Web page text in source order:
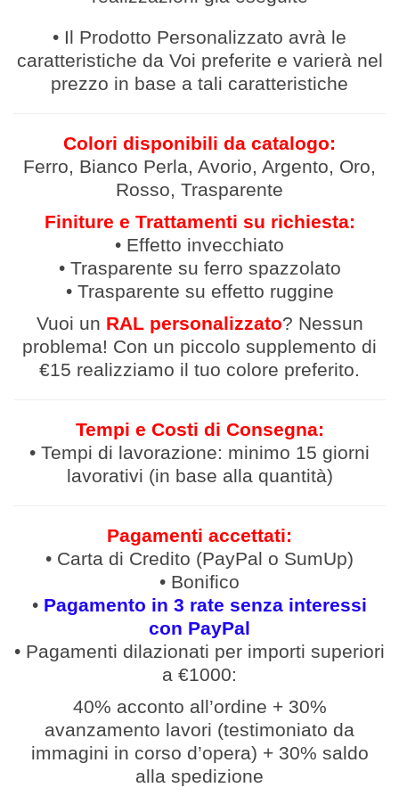
• Il Prodotto Personalizzato avrà le
caratteristiche da Voi preferite e varierà nel
prezzo in base a tali caratteristiche
Colori disponibili da catalogo:
Ferro, Bianco Perla, Avorio, Argento, Oro,
Rosso, Trasparente
Finiture e Trattamenti su richiesta:
• Effetto invecchiato
• Trasparente su ferro spazzolato
• Trasparente su effetto ruggine
Vuoi un RAL personalizzato? Nessun
problema! Con un piccolo supplemento di
€15 realizziamo il tuo colore preferito.
Tempi e Costi di Consegna:
• Tempi di lavorazione: minimo 15 giorni
lavorativi (in base alla quantità)
Pagamenti accettati:
• Carta di Credito (PayPal o SumUp)
• Bonifico
• Pagamento in 3 rate senza interessi
con PayPal
• Pagamenti dilazionati per importi superiori
a €1000:
40% acconto all’ordine + 30%
avanzamento lavori (testimoniato da
immagini in corso d’opera) + 30% saldo
alla spedizione